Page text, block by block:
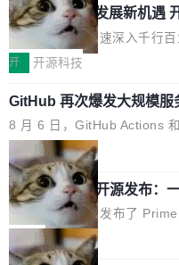
或造假。问题是，作为读者，
看起来最令人兴奋的论文，那
度宣传的。」 这才是真正的
都有问题，是最吸引眼球的那
他引用的帖子来自 Mathew
026 的读者：「看了篇 ...
的早期工程师之一，在 Grok
工作过。近日他在 X 上发了
认为现代 AI 领域最重要的三
个名字毫无悬念：Flash
理由很具体。FA 系列不需要
认为最重要的一个——复杂度
驱动你去学 CuTe，但还没被
er++ 优化所淹没，足够容易
键的是 FA2 的持久性...
共商智能硬件发展新机遇
硬件开发者日杭州站即将举
随着万物智联加速深入千行百
单点设备迈向智能化、网联化
鸿蒙通过统一技术底座和分布
型智能设备的开发、连接与互
也为产业链企业探索产品创新
的空间。 8月14日，开源鸿蒙
（OHDD：OpenHarmony
r Day）将在杭州启航。活动
链企业和开发者，邀请行业专
问，围绕开源鸿蒙技术能力、
开 开源科技
GitHub 再次爆发大规模服
8 月 6 日，GitHub Actions
模服务降级，Actions 完全不
webhook 停发，连自托管
障无法工作。Pages、
opilot coding agent 全部受影
恢复，大约 12 小时。 这是
起事故，其中四起与 AI/
局
Prime Agent 开源发布：
进的编程 Agent，ARC-
专家基线
Prime Intellect 发布了
的编程 Agent Harness，核
象：Recursive Language
局